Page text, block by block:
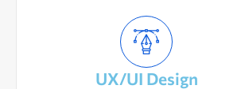
UX/UI Design